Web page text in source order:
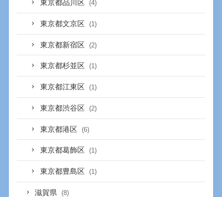
東京都品川区 (4)
東京都文京区 (1)
東京都新宿区 (2)
東京都杉並区 (1)
東京都江東区 (1)
東京都渋谷区 (2)
東京都港区 (6)
東京都葛飾区 (1)
東京都豊島区 (1)
滋賀県 (8)